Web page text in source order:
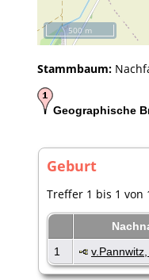
500 m
Stammbaum:
Geographische
Geburt
Treffer 1 bis 1 von
1